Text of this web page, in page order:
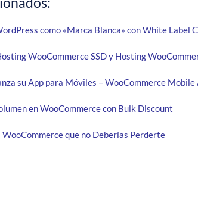
como «Marca Blanca» con White Label
WooCommerce SSD y Hosting
su App para Móviles – WooCommerce Mobile
en WooCommerce con Bulk Discount
WooCommerce que no Deberías Perderte